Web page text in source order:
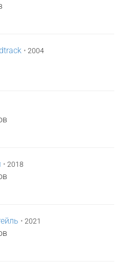
• 2004
• 2018
• 2021